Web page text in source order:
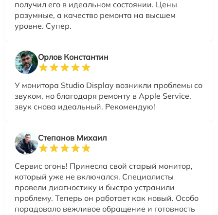
получил его в идеальном состоянии. Цены
разумные, а качество ремонта на высшем
уровне. Супер.
Орлов Константин
У монитора Studio Display возникли проблемы со
звуком, но благодаря ремонту в Apple Service,
звук снова идеальный. Рекомендую!
Степанов Михаил
Сервис огонь! Принесла свой старый монитор,
который уже не включался. Специалисты
провели диагностику и быстро устранили
проблему. Теперь он работает как новый. Особо
порадовало вежливое обращение и готовность